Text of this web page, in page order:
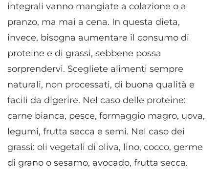
integrali vanno mangiate a colazione o a
pranzo, ma mai a cena. In questa dieta,
invece, bisogna aumentare il consumo di
proteine e di grassi, sebbene possa
sorprendervi. Scegliete alimenti sempre
naturali, non processati, di buona qualità e
facili da digerire. Nel caso delle proteine:
carne bianca, pesce, formaggio magro, uova,
legumi, frutta secca e semi. Nel caso dei
grassi: oli vegetali di oliva, lino, cocco, germe
di grano o sesamo, avocado, frutta secca.